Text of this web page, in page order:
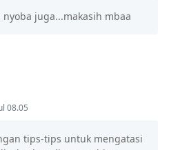
juga...makasih mbaa
08.05
tips-tips untuk mengatasi